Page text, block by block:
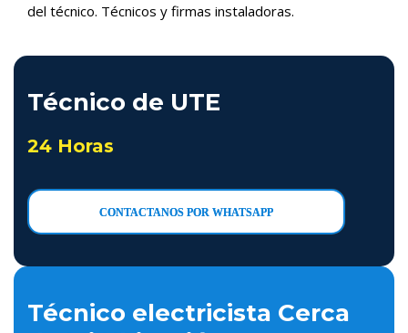
del técnico. Técnicos y firmas instaladoras.
Técnico de UTE
24 Horas
CONTACTANOS POR WHATSAPP
Técnico electricista Cerca